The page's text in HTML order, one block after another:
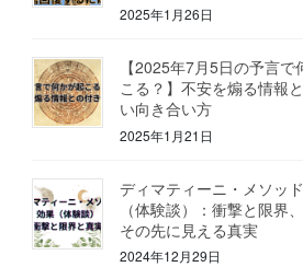
2025年1月26日
【2025年7月5日の予言で
こる？】不安を煽る情報
い向き合い方
2025年1月21日
ディマティーニ・メソッ
（体験談）：衝撃と限界
その先に見える真実
2024年12月29日